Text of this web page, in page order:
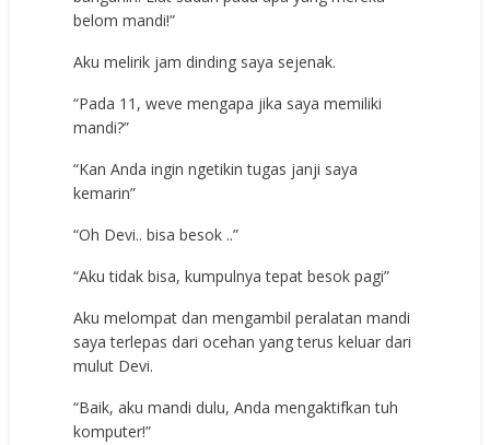
belom mandi!”
Aku melirik jam dinding saya sejenak.
“Pada 11, weve mengapa jika saya memiliki
mandi?”
“Kan Anda ingin ngetikin tugas janji saya
kemarin”
“Oh Devi.. bisa besok ..”
“Aku tidak bisa, kumpulnya tepat besok pagi”
Aku melompat dan mengambil peralatan mandi
saya terlepas dari ocehan yang terus keluar dari
mulut Devi.
“Baik, aku mandi dulu, Anda mengaktifkan tuh
komputer!”